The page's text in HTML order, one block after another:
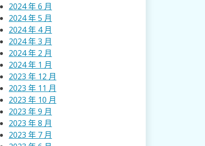
2024 年 6 月
2024 年 5 月
2024 年 4 月
2024 年 3 月
2024 年 2 月
2024 年 1 月
2023 年 12 月
2023 年 11 月
2023 年 10 月
2023 年 9 月
2023 年 8 月
2023 年 7 月